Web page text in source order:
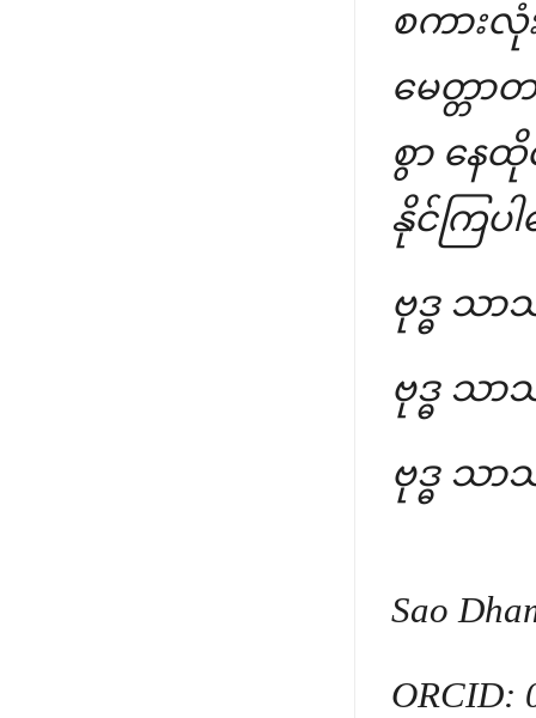
စကားလုံ
မေတ္တာ
စွာ နေထို
နိုင်ကြပ
ဗုဒ္ဓ သာ
ဗုဒ္ဓ သာ
ဗုဒ္ဓ သာ
Sao
ORCID: